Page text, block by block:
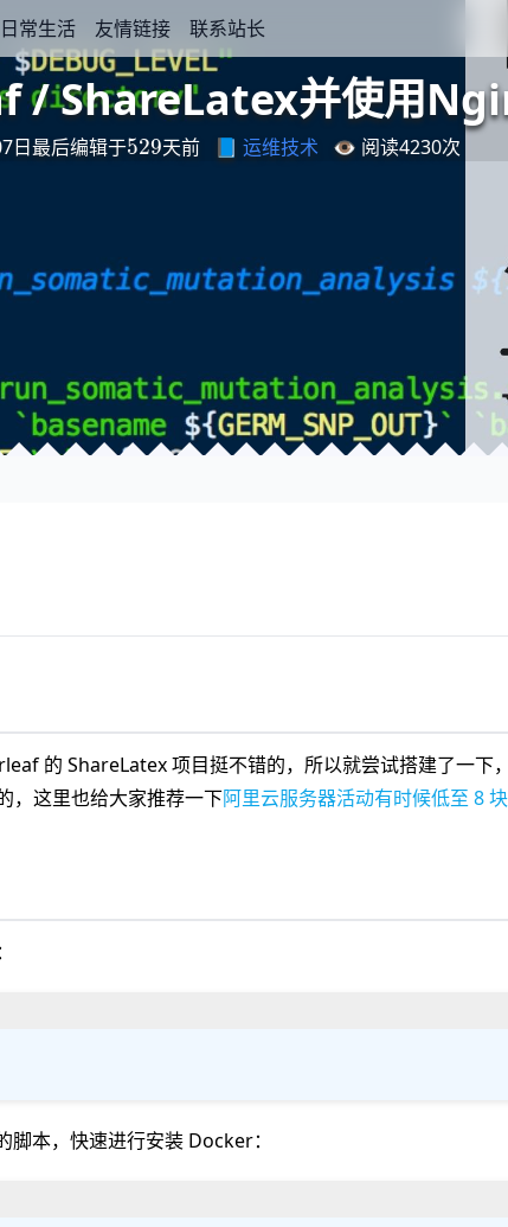
日常生活 友情链接 联系站长
/ ShareLatex并使用
日最后编辑 于 天前
后 编 辑于 529
天 前
📘 运维技术 👁️ 阅读4230次
的 ShareLatex 项目挺不错的，所以就尝试搭建了一下
，这里也给大家推荐一下阿里云服务器活动有时候低至 8
本，快速进行安装 Docker：